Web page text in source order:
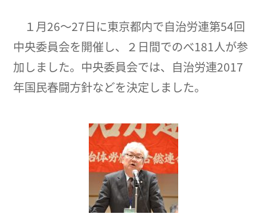
１月26～27日に東京都内で自治労連第54回
中央委員会を開催し、２日間でのべ181人が参
加しました。中央委員会では、自治労連2017
年国民春闘方針などを決定しました。